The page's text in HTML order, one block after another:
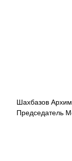
Шахбазов
Председатель